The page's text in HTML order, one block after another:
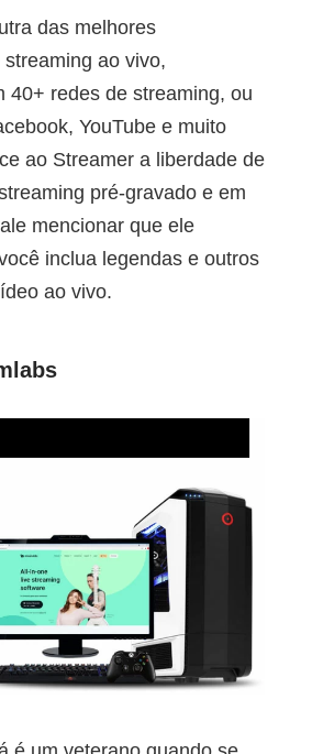
das melhores
ao vivo,
40+ redes de streaming, ou
YouTube e muito
ao Streamer a liberdade de
pré-gravado e em
mencionar que ele
inclua legendas e outros
ao vivo.